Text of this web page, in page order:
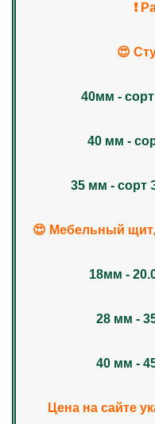
❗️
😍
40мм -
40 мм -
35 мм - сорт
😍 Мебельный
18мм -
28 мм -
40 мм -
Цена на сайте